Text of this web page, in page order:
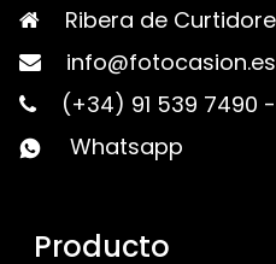
Ribera de
info@fotocasion.es
(+34) 91 539 7490 -
Whatsapp
Producto